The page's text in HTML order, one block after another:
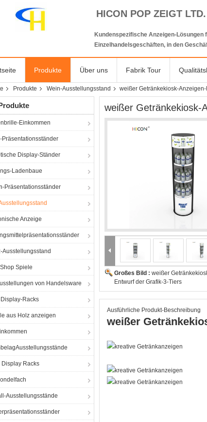
HICON POP ZEIGT
Kundenspezifische Anzeigen-Lösungen
Einzelhandelsgeschäften, in den
Produkte Über uns Fabrik Tour
Produkte Wein-Ausstellungsstand weißer Getränkekiosk-
Einkommen
Präsentationsständer
Display-Ständer
Ladenbaue
Präsentationsständer
Anzeige
Ausstellungsstand
Spiele
von Handelsware
Racks
aus Holz anzeigen
Display Racks
Ausstellungsstände
weißer Getränkekiosk-
Großes Bild : weißer
Entwurf der Grafik-3-Tiers
Ausführliche Produkt-Beschreibung
weißer